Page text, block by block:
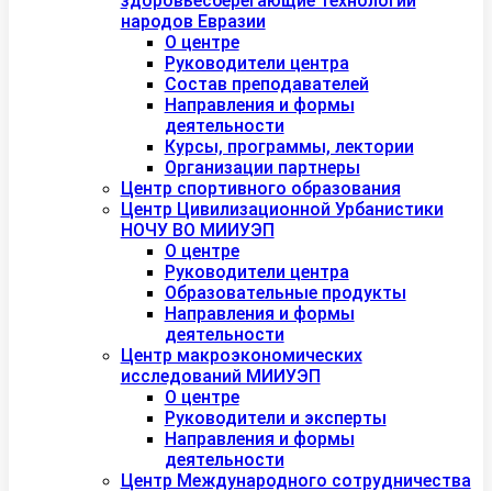
народов Евразии
О центре
Руководители центра
Состав преподавателей
Направления и формы
деятельности
Курсы, программы, лектории
Организации партнеры
Центр спортивного образования
Центр Цивилизационной Урбанистики
НОЧУ ВО МИИУЭП
О центре
Руководители центра
Образовательные продукты
Направления и формы
деятельности
Центр макроэкономических
исследований МИИУЭП
О центре
Руководители и эксперты
Направления и формы
деятельности
Центр Международного сотрудничества